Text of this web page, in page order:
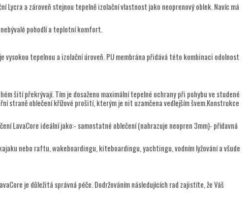
a zároveň stejnou tepelně izolační vlastnost jako neoprenový oblek. Navíc má
pohodlí a teplotní komfort.
tepelnou a izolační úroveň. PU membrána přidává této kombinaci odolnost
šití překrývají. Tím je dosaženo maximální tepelné ochrany při pohybu ve studené
straně oblečení křížové prošití, kterým je nit uzamčena vedlejším švem.Konstrukce
LavaCore ideální jako:- samostatné oblečení (nahrazuje neopren 3mm)- přídavná
nebo raftu, wakeboardingu, kiteboardingu, yachtingu, vodním lyžování a všude
je důležitá správná péče. Dodržováním následujících rad zajistíte, že Váš